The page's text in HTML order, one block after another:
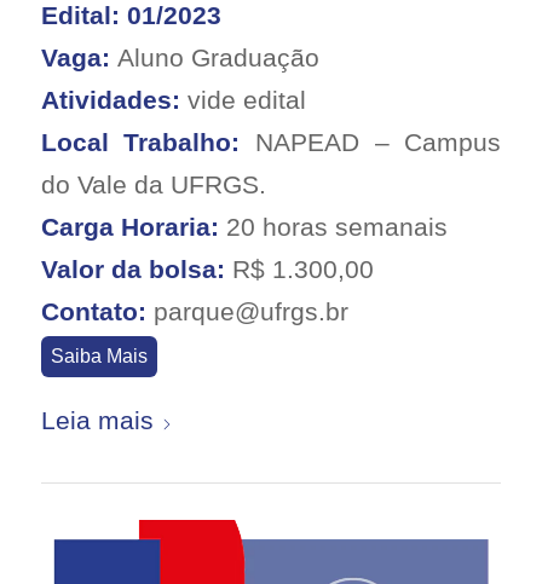
Edital: 01/2023
Vaga: Aluno Graduação
Atividades: vide edital
Local Trabalho: NAPEAD – Campus
do Vale da UFRGS.
Carga Horaria: 20 horas semanais
Valor da bolsa: R$ 1.300,00
Contato: parque@ufrgs.br
Saiba Mais
Leia mais